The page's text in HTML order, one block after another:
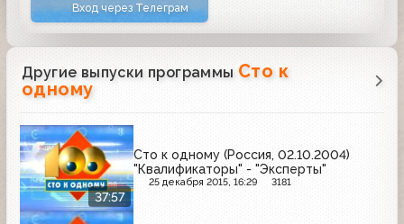
Вход через Телеграм
Другие выпуски программы Сто к
одному
37:57
Сто к одному (Россия, 02.10.2004)
"Квалификаторы" - "Эксперты"
25 декабря 2015, 16:29 3181